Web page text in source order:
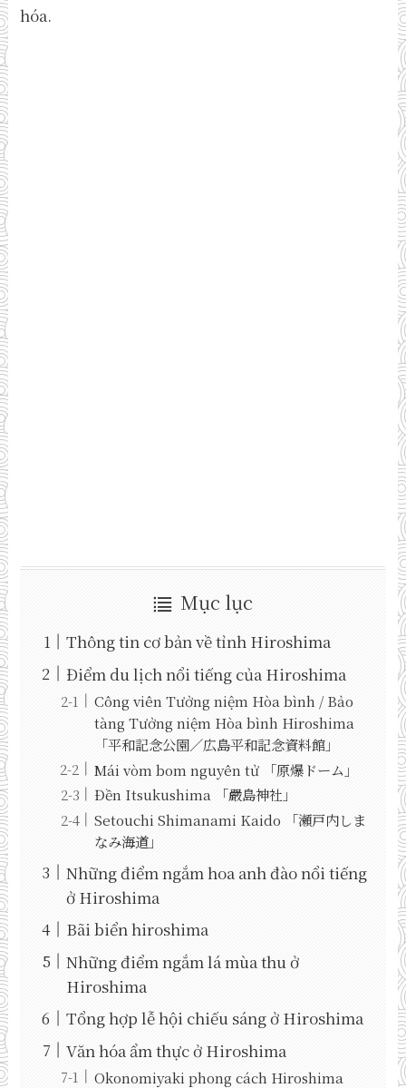
hóa.
Mục lục
Thông tin cơ bản về tỉnh Hiroshima
Điểm du lịch nổi tiếng của Hiroshima
Công viên Tưởng niệm Hòa bình / Bảo
tàng Tưởng niệm Hòa bình Hiroshima
「平和記念公園／広島平和記念資料館」
Mái vòm bom nguyên tử 「原爆ドーム」
Đền Itsukushima 「嚴島神社」
Setouchi Shimanami Kaido 「瀬戸内しま
なみ海道」
Những điểm ngắm hoa anh đào nổi tiếng
ở Hiroshima
Bãi biển hiroshima
Những điểm ngắm lá mùa thu ở
Hiroshima
Tổng hợp lễ hội chiếu sáng ở Hiroshima
Văn hóa ẩm thực ở Hiroshima
Okonomiyaki phong cách Hiroshima